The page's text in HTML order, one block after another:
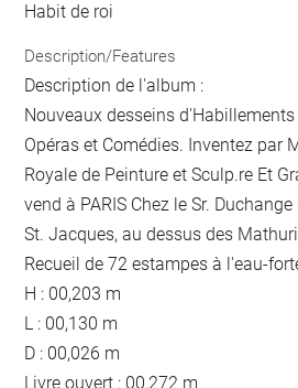
Habit de roi
Description/Features
Description de l'album :
Nouveaux desseins
Opéras et Comédies. Inventez par
Royale de Peinture et Sculp.re Et
vend à PARIS Chez le Sr.
St. Jacques, au dessus des
Recueil de 72 estampes à l'eau-
H : 00,203 m
L : 00,130 m
D : 00,026 m
Livre ouvert : 00,272 m